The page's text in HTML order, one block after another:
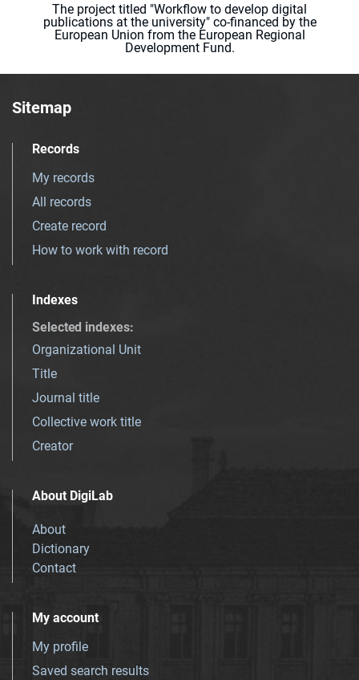
The project titled "Workflow to develop digital
publications at the university" co-financed by the
European Union from the European Regional
Development Fund.
Sitemap
Records
My records
All records
Create record
How to work with record
Indexes
Selected indexes:
Organizational Unit
Title
Journal title
Collective work title
Creator
About DigiLab
About
Dictionary
Contact
My account
My profile
Saved search results